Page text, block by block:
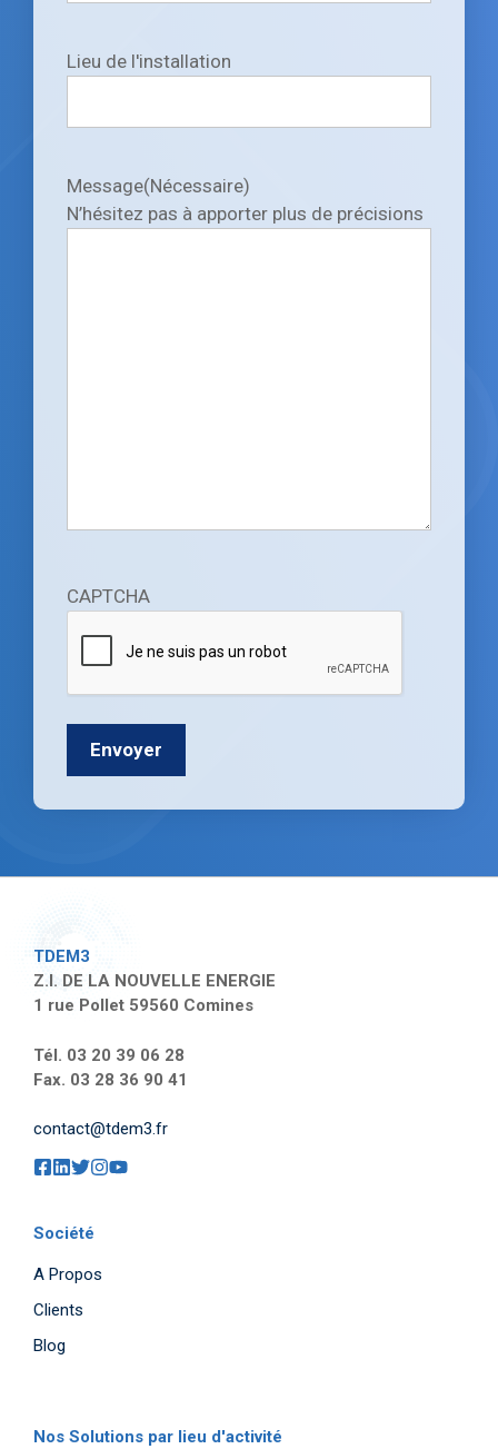
Lieu de l'installation
Message(Nécessaire)
N’hésitez pas à apporter plus de précisions
CAPTCHA
TDEM3
Z.I. DE LA NOUVELLE ENERGIE
1 rue Pollet 59560 Comines
Tél. 03 20 39 06 28
Fax. 03 28 36 90 41
contact@tdem3.fr
Société
A Propos
Clients
Blog
Nos Solutions par lieu d'activité